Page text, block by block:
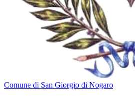
Comune di San Giorgio di Nogaro